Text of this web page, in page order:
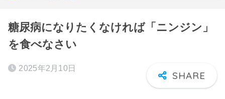
糖尿病になりたくなければ「ニンジン」
を食べなさい
2025年2月10日